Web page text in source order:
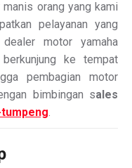
orang yang kami
pelayanan yang
motor yamaha
ke tempat
pembagian motor
bimbingan sales
.